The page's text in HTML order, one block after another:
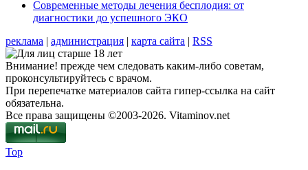
Современные методы лечения бесплодия: от
диагностики до успешного ЭКО
реклама | администрация | карта сайта | RSS
Внимание! прежде чем следовать каким-либо советам,
проконсультируйтесь с врачом.
При перепечатке материалов сайта гипер-ссылка на сайт
обязательна.
Все права защищены ©2003-2026. Vitaminov.net
Top